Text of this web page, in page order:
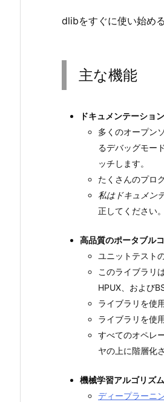
dlibをすぐに使い始める
主な機能
ドキュメンテーション
多くのオープン
るデバッグモー
ッチします。
たくさんのプロ
私はドキュメン
正してください。
高品質のポータブル
ユニットテスト
このライブラリ
HPUX、および
ライブラリを使
ライブラリを使
すべてのオペレ
ヤの上に階層化
機械学習アルゴリズム
ディープラーニ